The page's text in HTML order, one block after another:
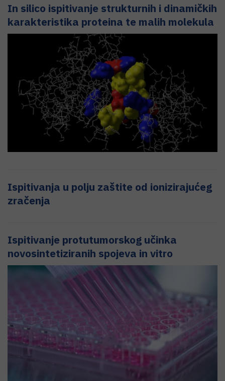
In silico ispitivanje strukturnih i dinamičkih
karakteristika proteina te malih molekula
Ispitivanja u polju zaštite od ionizirajućeg
zračenja
Ispitivanje protutumorskog učinka
novosintetiziranih spojeva in vitro